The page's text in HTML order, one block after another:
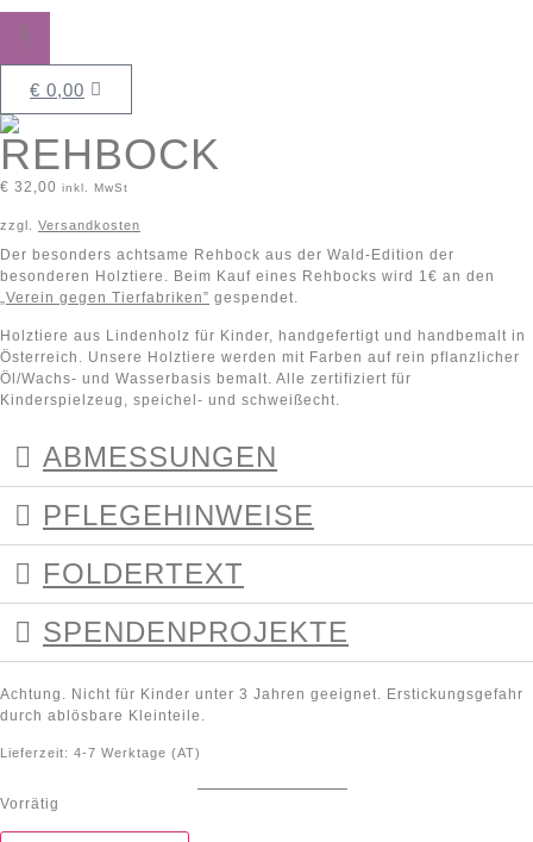
0
€ 0,00
REHBOCK
€ 32,00 inkl. MwSt
zzgl. Versandkosten
Der besonders achtsame Rehbock aus der Wald-Edition der
besonderen Holztiere. Beim Kauf eines Rehbocks wird 1€ an den
„Verein gegen Tierfabriken” gespendet.
Holztiere aus Lindenholz für Kinder, handgefertigt und handbemalt in
Österreich. Unsere Holztiere werden mit Farben auf rein pflanzlicher
Öl/Wachs- und Wasserbasis bemalt. Alle zertifiziert für
Kinderspielzeug, speichel- und schweißecht.
ABMESSUNGEN
PFLEGEHINWEISE
FOLDERTEXT
SPENDENPROJEKTE
Achtung. Nicht für Kinder unter 3 Jahren geeignet. Erstickungsgefahr
durch ablösbare Kleinteile.
Lieferzeit: 4-7 Werktage (AT)
Vorrätig